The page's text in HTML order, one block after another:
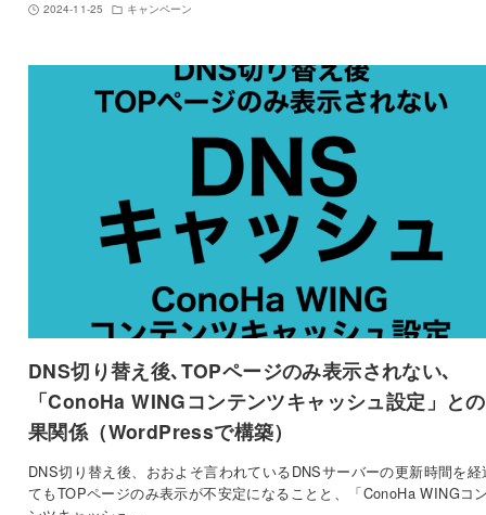
2024-11-25 キャンペーン
DNS切り替え後､TOPページのみ表示されない､
「ConoHa WINGコンテンツキャッシュ設定」と
果関係（WordPressで構築）
DNS切り替え後、おおよそ言われているDNSサーバーの更新時間を経
てもTOPページのみ表示が不安定になることと、「ConoHa WINGコ